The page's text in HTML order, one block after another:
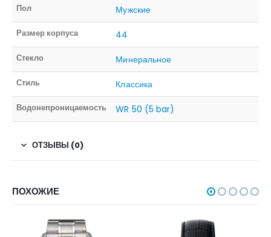
Пол Мужские
Размер корпуса 44
Стекло Минеральное
Стиль Классика
Водонепроницаемость WR 50 (5 bar)
ОТЗЫВЫ (0)
ПОХОЖИЕ